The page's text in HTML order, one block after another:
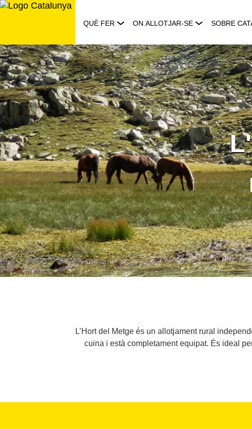
Saltar
QUÈ FER ON ALLOTJAR-SE SOBRE
L’Hort del Metge és un allotjament rural
cuina i està completament equipat. És ideal